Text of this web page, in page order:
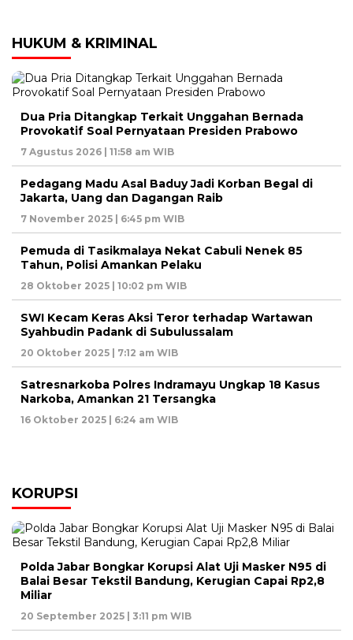
HUKUM & KRIMINAL
Dua Pria Ditangkap Terkait Unggahan Bernada
Provokatif Soal Pernyataan Presiden Prabowo
7 Agustus 2026 | 11:58 am WIB
Pedagang Madu Asal Baduy Jadi Korban Begal di
Jakarta, Uang dan Dagangan Raib
7 November 2025 | 6:45 pm WIB
Pemuda di Tasikmalaya Nekat Cabuli Nenek 85
Tahun, Polisi Amankan Pelaku
28 Oktober 2025 | 10:02 pm WIB
SWI Kecam Keras Aksi Teror terhadap Wartawan
Syahbudin Padank di Subulussalam
20 Oktober 2025 | 7:12 am WIB
Satresnarkoba Polres Indramayu Ungkap 18 Kasus
Narkoba, Amankan 21 Tersangka
16 Oktober 2025 | 6:24 am WIB
KORUPSI
Polda Jabar Bongkar Korupsi Alat Uji Masker N95 di
Balai Besar Tekstil Bandung, Kerugian Capai Rp2,8
Miliar
20 September 2025 | 3:11 pm WIB